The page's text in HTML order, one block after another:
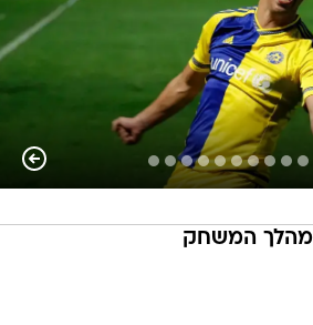
מהלך המשחק